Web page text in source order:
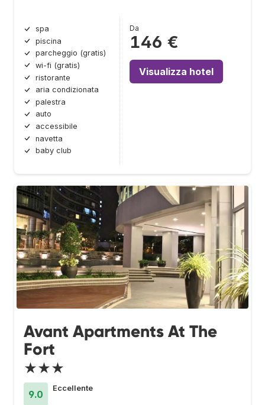
spa
piscina
parcheggio (gratis)
wi-fi (gratis)
ristorante
aria condizionata
palestra
auto
accessibile
navetta
baby club
Da
146 €
Visualizza hotel
Avant Apartments At The
Fort
★★★
9.0
Eccellente